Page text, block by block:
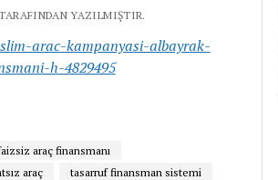
YAZILMIŞTIR.
arac-kampanyasi-albayrak-
h-4829495
araç finansmanı
araç tasarruf finansman sistemi